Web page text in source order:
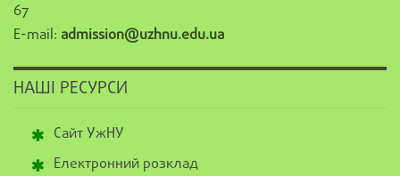
67
E-mail: admission@uzhnu.edu.ua
НАШІ РЕСУРСИ
Сайт УжНУ
Електронний розклад